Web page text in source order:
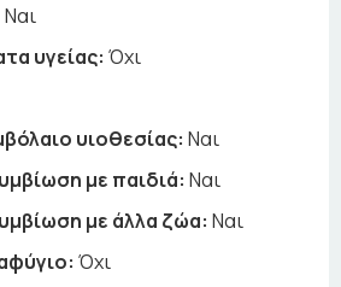
Ναι
υγείας: Όχι
υιοθεσίας: Ναι
με παιδιά: Ναι
με άλλα ζώα: Ναι
Όχι